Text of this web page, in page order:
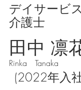
デイサービ
介護士
田中 凛
Rinka　Tanaka
(2022年入